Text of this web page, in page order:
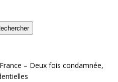
– Deux fois condamnée,